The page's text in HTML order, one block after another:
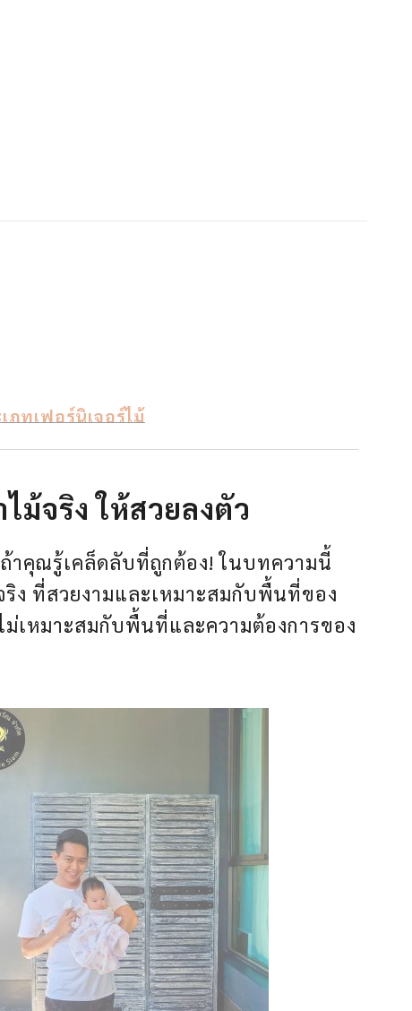
ภทเฟอร์นิเจอร์ไม้
ม้จริง ให้สวยลงตัว
ถ้าคุณรู้เคล็ดลับที่ถูกต้อง! ในบทความนี้
ริง ที่สวยงามและเหมาะสมกับพื้นที่ของ
ม่เหมาะสมกับพื้นที่และความต้องการของ